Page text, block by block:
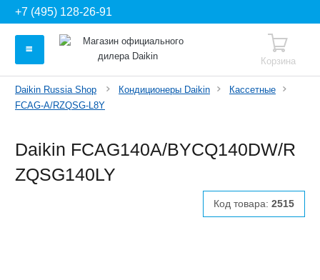
+7 (495) 128-26-91
Корзина
Daikin Russia Shop Кондиционеры Daikin
Кассетные
FCAG-A/RZQSG-L8Y
Daikin FCAG140A/BYCQ140DW/R
ZQSG140LY
Код товара: 2515